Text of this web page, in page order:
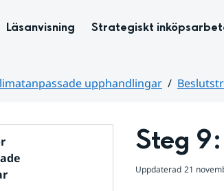
Läsanvisning Strategiskt
upphandlingar
Steg
Uppdaterad 21